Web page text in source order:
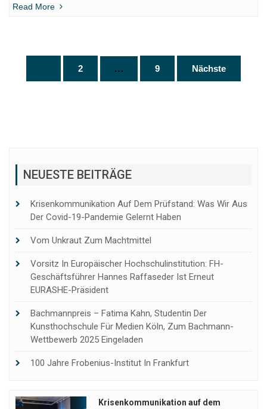
Read More
Seitennummerierung
der
2 … 9 Nächste
NEUESTE BEITRÄGE
Krisenkommunikation Auf Dem Prüfstand: Was Wir Aus
Der Covid-19-Pandemie Gelernt Haben
Vom Unkraut Zum Machtmittel
Vorsitz In Europäischer Hochschulinstitution: FH-
Geschäftsführer Hannes Raffaseder Ist Erneut
EURASHE-Präsident
Bachmannpreis – Fatima Kahn, Studentin Der
Kunsthochschule Für Medien Köln, Zum Bachmann-
Wettbewerb 2025 Eingeladen
100 Jahre Frobenius-Institut In Frankfurt
Krisenkommunikation auf dem